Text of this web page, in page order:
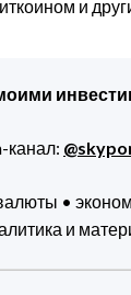
и
канал:
•
и